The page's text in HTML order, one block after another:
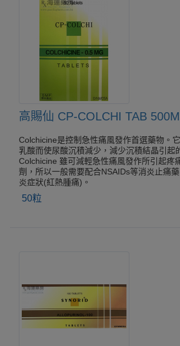
高賜仙 CP-COLCHI TAB
Colchicine是控制急性痛風發作首選藥物。
乳酸而使尿酸沉積減少，減少沉積結晶引起
Colchicine 雖可減輕急性痛風發作所引起疼
劑，所以一般需要配合NSAIDs等消炎止痛
炎症狀(紅熱腫痛)。
50粒